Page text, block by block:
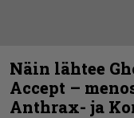
Näin lähtee
Accept –
Anthrax- ja